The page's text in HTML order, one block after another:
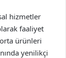
hizmetler
faaliyet
ürünleri
yenilikçi